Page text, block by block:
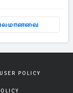
USER POLICY